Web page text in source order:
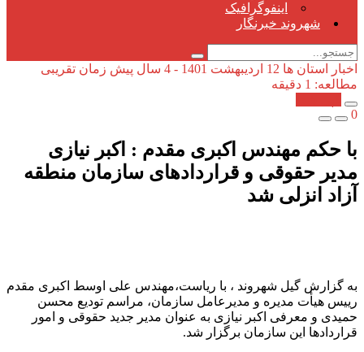
اینفوگرافیک
شهروند خبرنگار
اخبار استان ها 12 اردیبهشت 1401 - 4 سال پیش
زمان تقریبی
مطالعه: 1 دقیقه
0
با حکم مهندس اکبری مقدم : اکبر نیازی
مدیر حقوقی و قراردادهای سازمان منطقه
آزاد انزلی شد
به گزارش گیل شهروند ، با ریاست،مهندس علی اوسط اکبری مقدم
رییس هیأت مدیره و مدیرعامل سازمان، مراسم تودیع محسن
حمیدی و معرفی اکبر نیازی به عنوان مدیر جدید حقوقی و امور
قراردادها این سازمان برگزار شد.